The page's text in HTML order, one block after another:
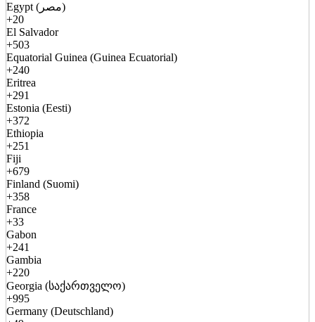
Egypt (مصر)
+20
El Salvador
+503
Equatorial Guinea (Guinea Ecuatorial)
+240
Eritrea
+291
Estonia (Eesti)
+372
Ethiopia
+251
Fiji
+679
Finland (Suomi)
+358
France
+33
Gabon
+241
Gambia
+220
Georgia (საქართველო)
+995
Germany (Deutschland)